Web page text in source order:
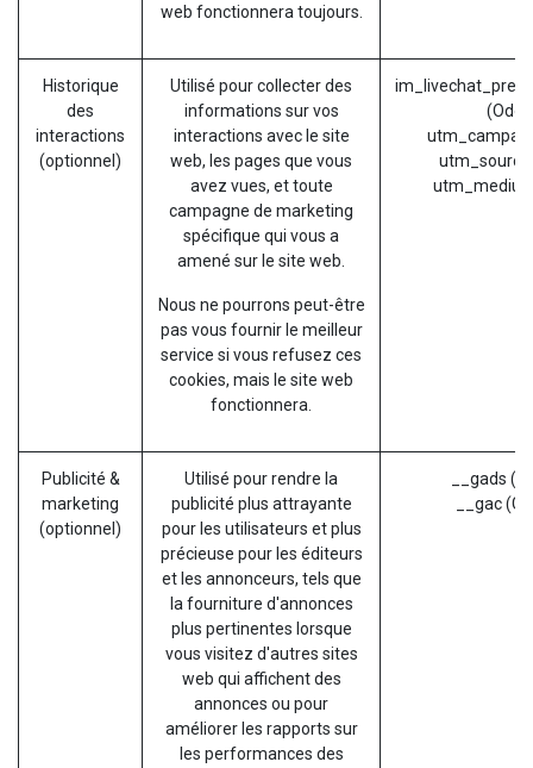
web fonctionnera toujours.
Historique
des
interactions
(optionnel)
Utilisé pour collecter des
informations sur vos
interactions avec le site
web, les pages que vous
avez vues, et toute
campagne de marketing
spécifique qui vous a
amené sur le site web.
Nous ne pourrons peut-être
pas vous fournir le meilleur
service si vous refusez ces
cookies, mais le site web
fonctionnera.
utm_source
Publicité &
marketing
(optionnel)
Utilisé pour rendre la
publicité plus attrayante
pour les utilisateurs et plus
précieuse pour les éditeurs
et les annonceurs, tels que
la fourniture d'annonces
plus pertinentes lorsque
vous visitez d'autres sites
web qui affichent des
annonces ou pour
améliorer les rapports sur
les performances des
__gads
__gac